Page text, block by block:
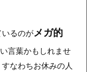
るのがメガ的
言葉かもしれませ
なわちお休みの人